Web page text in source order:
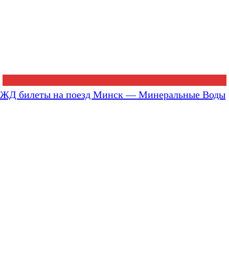
ЖД билеты на поезд Минск — Минеральные Воды